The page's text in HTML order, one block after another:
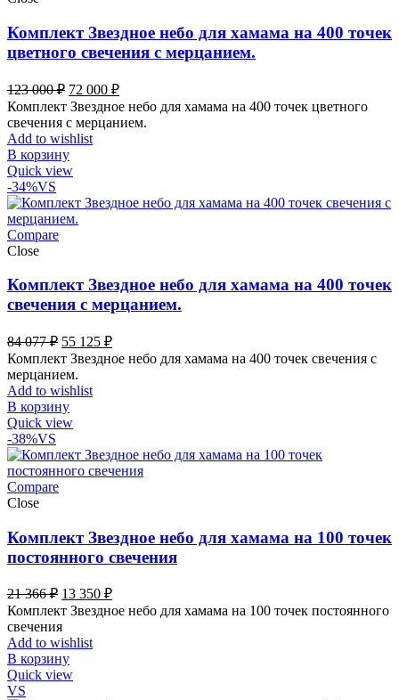
Комплект Звездное небо для хамама на 400 точек
цветного свечения с мерцанием.
123 000₽ Первоначальная
цена
составляла
123
000 ₽.
72 000 ₽Текущая
цена:
72
Комплект Звездное небо для хамама на 400 точек цветного
свечения с мерцанием.
Add to wishlist
В корзину
Quick view
-34%VS
Compare
Close
Комплект Звездное небо для хамама на 400 точек
свечения с мерцанием.
84 077₽ Первоначальная
цена
составляла
84
077 ₽.
55 125 ₽Текущая
цена:
Комплект Звездное небо для хамама на 400 точек свечения с
мерцанием.
Add to wishlist
В корзину
Quick view
-38%VS
Compare
Close
Комплект Звездное небо для хамама на 100 точек
постоянного свечения
21 366₽ Первоначальная
цена
составляла
21
366 ₽.
13 350 ₽Текущая
цена:
Комплект Звездное небо для хамама на 100 точек постоянного
свечения
Add to wishlist
В корзину
Quick view
VS